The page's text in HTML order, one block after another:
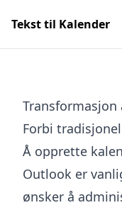
Tekst til Kalender
Forbi
Å opprette
Outlook er
ønsker å